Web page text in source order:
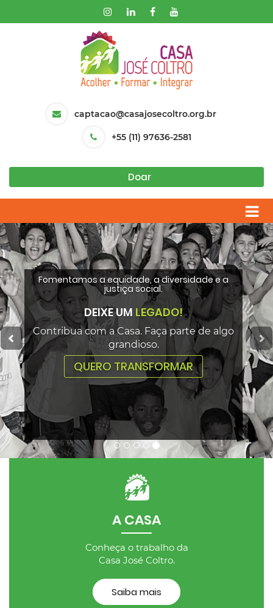
captacao@casajosecoltro.org.br
+55 (11) 97636-2581
Doar
Fomentamos a equidade, a diversidade e a
justiça social.
DEIXE UM LEGADO!
Contribua com a Casa. Faça parte de algo
grandioso.
QUERO TRANSFORMAR
Anterior
A CASA
Conheça o trabalho da
Casa José Coltro.
Saiba mais